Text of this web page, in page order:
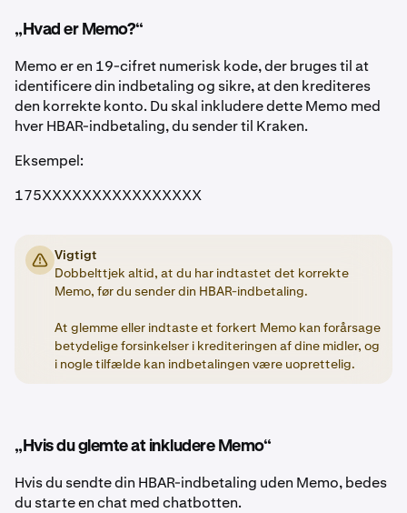
„Hvad er Memo?“
Memo er en 19-cifret numerisk kode, der bruges til at
identificere din indbetaling og sikre, at den krediteres
den korrekte konto. Du skal inkludere dette Memo med
hver HBAR-indbetaling, du sender til Kraken.
Eksempel:
175XXXXXXXXXXXXXXXX
Vigtigt
Dobbelttjek altid, at du har indtastet det korrekte
Memo, før du sender din HBAR-indbetaling.
At glemme eller indtaste et forkert Memo kan forårsage
betydelige forsinkelser i krediteringen af dine midler, og
i nogle tilfælde kan indbetalingen være uoprettelig.
„Hvis du glemte at inkludere Memo“
Hvis du sendte din HBAR-indbetaling uden Memo, bedes
du starte en chat med chatbotten.